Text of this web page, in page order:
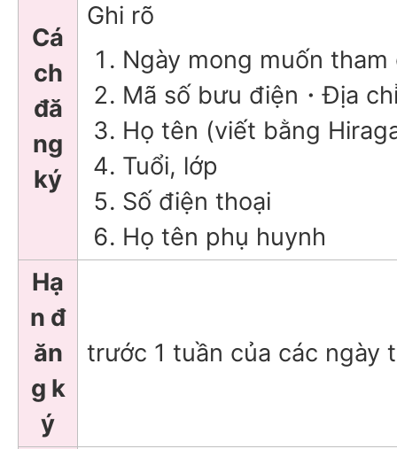
Cá
ch
đă
ng
ký
Ghi rõ
Ngày mong muốn tham
Mã số bưu điện・Địa
Họ tên (viết bằng
Tuổi, lớp
Số điện thoại
Họ tên phụ huynh
Hạ
n đ
ăn
g k
ý
trước 1 tuần của các ngày